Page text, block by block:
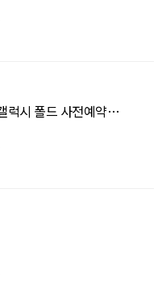
안녕하세요 제가 갤럭시 폴드 사전예약을 예약번호 20309235 했는데 대리점으로 선택을 했나봐요 혹시 배송으로 변경 가능할까요????